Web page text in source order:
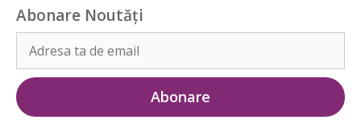
Abonare Noutăți